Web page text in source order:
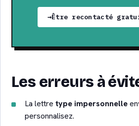
Être recontacté
Les erreurs à
La lettretype impersonnelle
personnalisez.